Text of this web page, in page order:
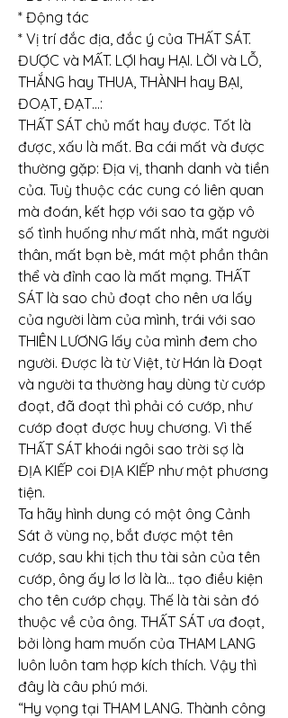
* Động tác
* Vị trí đắc địa, đắc ý của THẤT SÁT.
ĐƯỢC và MẤT. LỢI hay HẠI. LỜI và LỖ,
THẮNG hay THUA, THÀNH hay BẠI,
ĐOẠT, ĐẠT…:
THẤT SÁT chủ mất hay được. Tốt là
được, xấu là mất. Ba cái mất và được
thường gặp: Địa vị, thanh danh và tiền
của. Tuỳ thuộc các cung có liên quan
mà đoán, kết hợp với sao ta gặp vô
số tình huống như mất nhà, mất người
thân, mất bạn bè, mát một phần thân
thể và đỉnh cao là mất mạng. THẤT
SÁT là sao chủ đoạt cho nên ưa lấy
của người làm của mình, trái với sao
THIÊN LƯƠNG lấy của mình đem cho
người. Được là từ Việt, từ Hán là Đoạt
và người ta thường hay dùng từ cướp
đoạt, đã đoạt thì phải có cướp, như
cướp đoạt được huy chương. Vì thế
THẤT SÁT khoái ngôi sao trời sợ là
ĐỊA KIẾP coi ĐỊA KIẾP như một phương
tiện.
Ta hãy hình dung có một ông Cảnh
Sát ở vùng nọ, bắt được một tên
cướp, sau khi tịch thu tài sản của tên
cướp, ông ấy lơ lơ là là… tạo điều kiện
cho tên cướp chạy. Thế là tài sản đó
thuộc về của ông. THẤT SÁT ưa đoạt,
bởi lòng ham muốn của THAM LANG
luôn luôn tam hợp kích thích. Vậy thì
đây là câu phú mới.
“Hy vọng tại THAM LANG. Thành công